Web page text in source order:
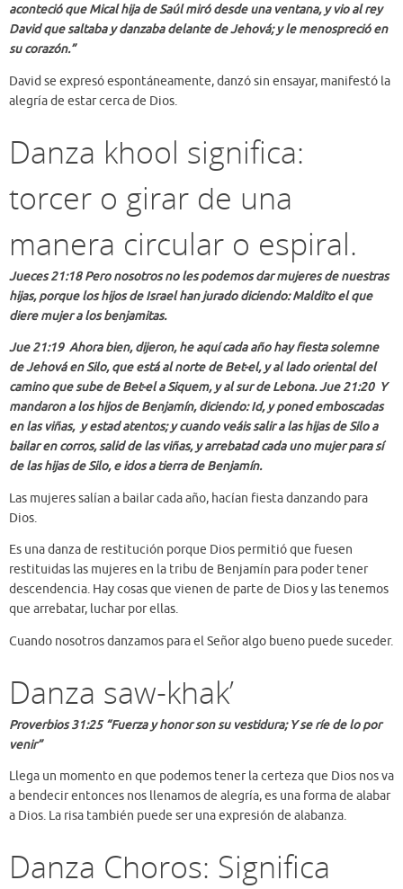
aconteció que Mical hija de Saúl miró desde una ventana, y vio al rey
David que saltaba y danzaba delante de Jehová; y le menospreció en
su corazón.”
David se expresó espontáneamente, danzó sin ensayar, manifestó la
alegría de estar cerca de Dios.
Danza khool significa:
torcer o girar de una
manera circular o espiral.
Jueces 21:18 Pero nosotros no les podemos dar mujeres de nuestras
hijas, porque los hijos de Israel han jurado diciendo: Maldito el que
diere mujer a los benjamitas.
Jue 21:19 Ahora bien, dijeron, he aquí cada año hay fiesta solemne
de Jehová en Silo, que está al norte de Bet-el, y al lado oriental del
camino que sube de Bet-el a Siquem, y al sur de Lebona. Jue 21:20 Y
mandaron a los hijos de Benjamín, diciendo: Id, y poned emboscadas
en las viñas, y estad atentos; y cuando veáis salir a las hijas de Silo a
bailar en corros, salid de las viñas, y arrebatad cada uno mujer para sí
de las hijas de Silo, e idos a tierra de Benjamín.
Las mujeres salían a bailar cada año, hacían fiesta danzando para
Dios.
Es una danza de restitución porque Dios permitió que fuesen
restituidas las mujeres en la tribu de Benjamín para poder tener
descendencia. Hay cosas que vienen de parte de Dios y las tenemos
que arrebatar, luchar por ellas.
Cuando nosotros danzamos para el Señor algo bueno puede suceder.
Danza saw-khak’
Proverbios 31:25 “Fuerza y honor son su vestidura; Y se ríe de lo por
venir”
Llega un momento en que podemos tener la certeza que Dios nos va
a bendecir entonces nos llenamos de alegría, es una forma de alabar
a Dios. La risa también puede ser una expresión de alabanza.
Danza Choros: Significa